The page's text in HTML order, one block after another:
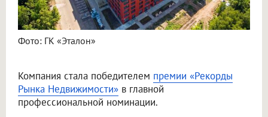
Фото: ГК «Эталон»
Компания стала победителем премии «Рекорды
Рынка Недвижимости» в главной
профессиональной номинации.